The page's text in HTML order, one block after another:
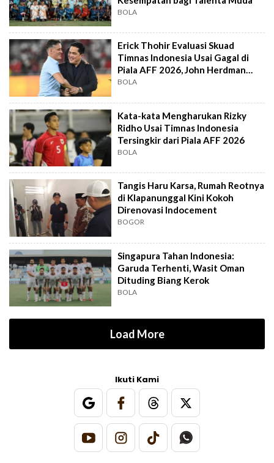
BOLA
Erick Thohir Evaluasi Skuad
Timnas Indonesia Usai Gagal di
Piala AFF 2026, John Herdman
Out?
BOLA
Kata-kata Mengharukan Rizky
Ridho Usai Timnas Indonesia
Tersingkir dari Piala AFF 2026
BOLA
Tangis Haru Karsa, Rumah Reotnya
di Klapanunggal Kini Kokoh
Direnovasi Indocement
BOGOR
Singapura Tahan Indonesia:
Garuda Terhenti, Wasit Oman
Dituding Biang Kerok
BOLA
Load More
Ikuti Kami